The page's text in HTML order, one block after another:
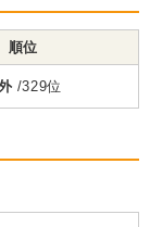
順位
/329位